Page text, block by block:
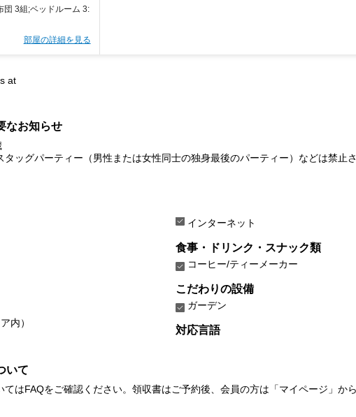
団 3組;ベッドルーム 3:
部屋の詳細を見る
at
なお知らせ
タッグパーティー（男性または女性同士の独身最後のパーティー）などは禁止
内）
インターネット
食事・ドリンク・スナック類
コーヒー/ティーメーカー
こだわりの設備
ガーデン
対応言語
いて
てはFAQをご確認ください。領収書はご予約後、会員の方は「マイページ」